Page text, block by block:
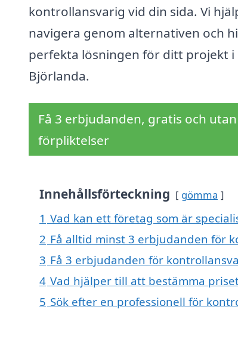
kontrollansvarig vid din sida. Vi
navigera genom alternativen och
perfekta lösningen för ditt projekt i
Björlanda.
Få 3 erbjudanden, gratis och utan
förpliktelser
Innehållsförteckning gömma
1 Vad kan ett företag som är
2 Få alltid minst 3 erbjudanden för
3 Få 3 erbjudanden för
4 Vad hjälper till att bestämma
5 Sök efter en professionell för